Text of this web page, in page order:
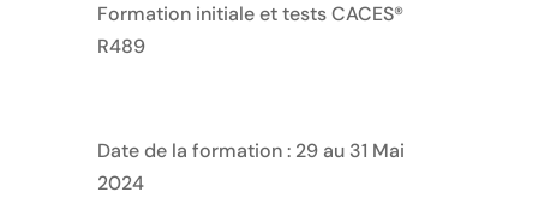
Formation initiale et tests CACES®
R489
Date de la formation : 29 au 31 Mai
2024